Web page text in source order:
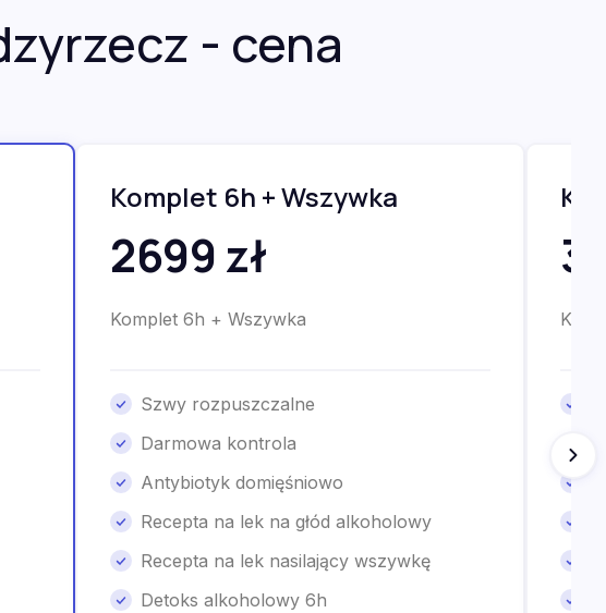
- cena
Komplet 6h + Wszywka
2699 zł
Komplet 6h + Wszywka
Szwy rozpuszczalne
Darmowa kontrola
Antybiotyk domięśniowo
Recepta na lek na głód alkoholowy
Recepta na lek nasilający wszywkę
Detoks alkoholowy 6h